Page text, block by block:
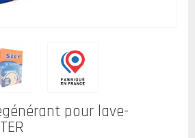
pour lave-